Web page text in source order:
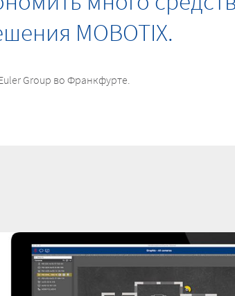
MOBOTIX.
Group во Франкфурте.